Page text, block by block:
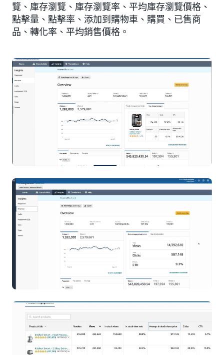
覽、庫存瀏覽、庫存瀏覽率、平均庫存瀏覽價格、
點擊量、點擊率、添加到購物車、購買、已售商
品、轉化率、平均銷售價格。